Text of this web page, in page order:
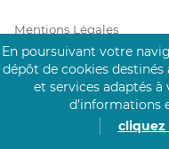
Mentions Légales
Prérequis Click&Care
En poursuivant votre
dépôt de cookies
et services adaptés à
d’informations
cliquez